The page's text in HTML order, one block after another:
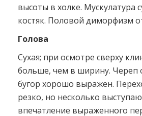
высоты в холке. Мускулатура
костяк. Половой диморфизм
Голова
Сухая; при осмотре сверху
больше, чем в ширину. Череп
бугор хорошо выражен.
резко, но несколько
впечатление выраженного